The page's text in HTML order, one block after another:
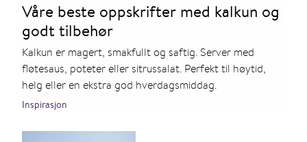
Våre beste oppskrifter med kalkun og
godt tilbehør
Kalkun er magert, smakfullt og saftig. Server med
fløtesaus, poteter eller sitrussalat. Perfekt til høytid,
helg eller en ekstra god hverdagsmiddag.
Inspirasjon